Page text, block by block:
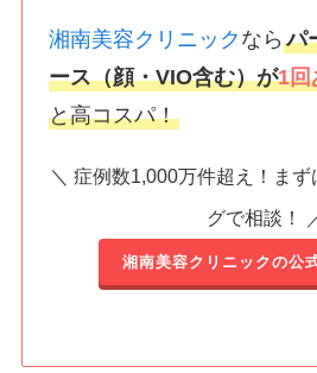
湘南美容クリニック ならパ
ース（顔・VIO含む）が1回
と高コスパ！
＼ 症例数1,000万件超え！ま
グで相談！
湘南美容クリニックの公